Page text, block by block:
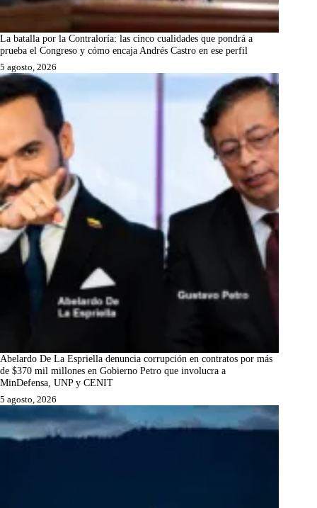
La batalla por la Contraloría: las cinco cualidades que pondrá a
prueba el Congreso y cómo encaja Andrés Castro en ese perfil
5 agosto, 2026
Abelardo De La Espriella denuncia corrupción en contratos por más
de $370 mil millones en Gobierno Petro que involucra a
MinDefensa, UNP y CENIT
5 agosto, 2026